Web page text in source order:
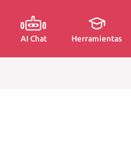
AI Chat Herramientas